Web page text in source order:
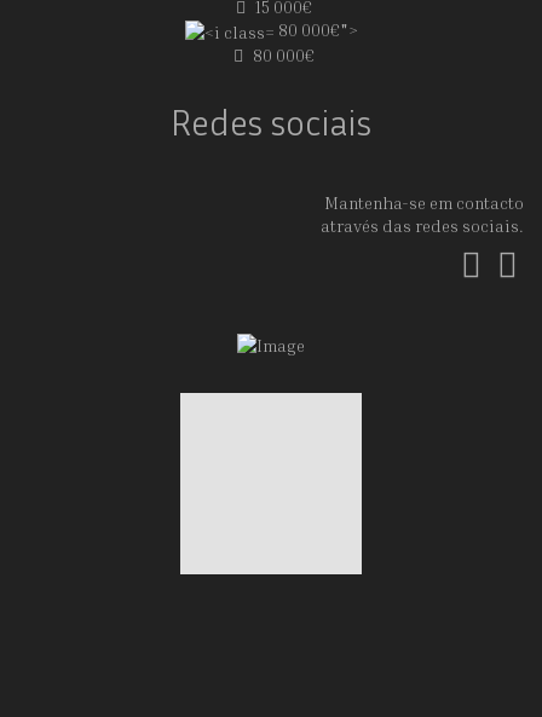
15 000€
80 000€">
80 000€
Redes sociais
Mantenha-se em contacto
através das redes sociais.